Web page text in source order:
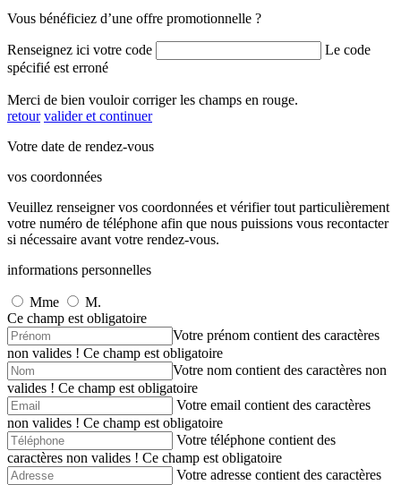
Vous bénéficiez d’une offre promotionnelle ?
Renseignez ici votre code
Le code
spécifié est erroné
Merci de bien vouloir corriger les champs en rouge.
retour valider et continuer
Votre date de rendez-vous
vos coordonnées
Veuillez renseigner vos coordonnées et vérifier tout particulièrement
votre numéro de téléphone afin que nous puissions vous recontacter
si nécessaire avant votre rendez-vous.
informations personnelles
Mme
M.
Ce champ est obligatoire
Votre prénom contient des caractères
non valides ! Ce champ est obligatoire
Votre nom contient des caractères non
valides ! Ce champ est obligatoire
Votre email contient des caractères
non valides ! Ce champ est obligatoire
Votre téléphone contient des
caractères non valides ! Ce champ est obligatoire
Votre adresse contient des caractères